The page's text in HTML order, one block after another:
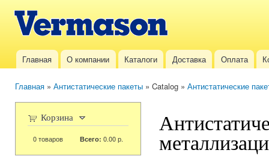
Vermason.ru
Главное меню
Главная О компании Каталоги Доставка Оплата
Главная » Антистатические пакеты » Catalog » Антистатические
Корзина
0товаров Всего: 0.00 р.